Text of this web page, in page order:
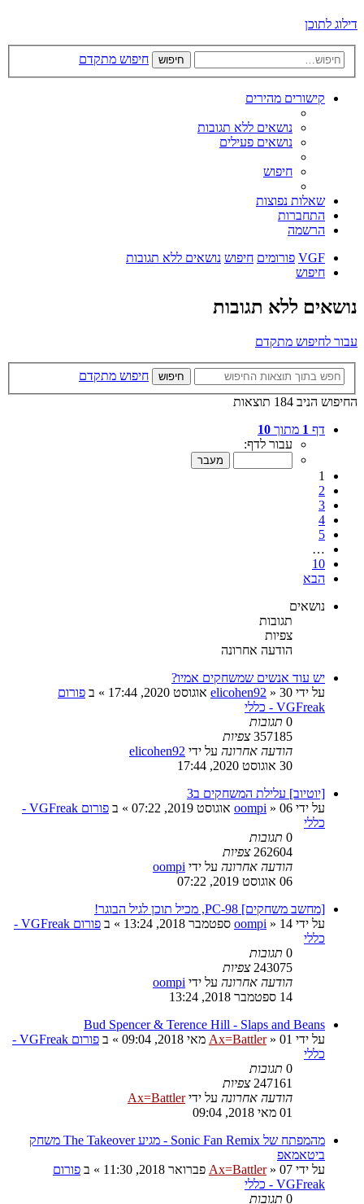
דילוג לתוכן
חיפוש חיפוש מתקדם
קישורים מהירים
נושאים ללא תגובות
נושאים פעילים
חיפוש
שאלות נפוצות
התחברות
הרשמה
VGF פורומים חיפוש נושאים ללא תגובות
חיפוש
נושאים ללא תגובות
עבור לחיפוש מתקדם
חיפוש
חיפוש מתקדם
החיפוש הניב 184 תוצאות
דף 1 מתוך 10
עבור לדף:
1
2
3
4
5
…
10
הבא
נושאים
תגובות
צפיות
הודעה אחרונה
יש עוד אנשים שמשחקים אמיו?
על ידי
elicohen92 » 30 אוגוסט 2020, 17:44 » ב פורום
VGFreak - כללי
0 תגובות
357185 צפיות
הודעה אחרונה על ידי elicohen92
30 אוגוסט 2020, 17:44
[יוטיוב] עלילת המשחקים ב3
על ידי
oompi » 06 אוגוסט 2019, 07:22 » ב
פורום VGFreak -
כללי
0 תגובות
262604 צפיות
הודעה אחרונה על ידי oompi
06 אוגוסט 2019, 07:22
[מחשב משחקים] PC-98, מכיל תוכן לגיל הבוגר!
על ידי
oompi » 14 ספטמבר 2018, 13:24 » ב
פורום VGFreak -
כללי
0 תגובות
243075 צפיות
הודעה אחרונה על ידי oompi
14 ספטמבר 2018, 13:24
Bud Spencer & Terence Hill - Slaps and Beans
על ידי
Ax=Battler» 01 מאי 2018, 09:04 » ב
פורום VGFreak -
כללי
0 תגובות
247161 צפיות
הודעה אחרונה על ידיAx=Battler
01 מאי 2018, 09:04
מהמפתח של Sonic Fan Remix - מגיע The Takeover משחק
ביטאמאפ
על ידי
Ax=Battler» 07 פברואר 2018, 11:30 » ב פורום
VGFreak - כללי
0 תגובות